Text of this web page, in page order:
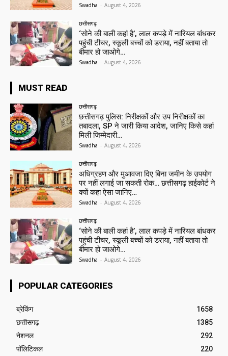
Swadha - August 4, 2026
छत्तीसगढ़
‘सोने की बाली कहां है’, लाल कपड़े में नारियल बांधकर
पहुंची टीचर, स्कूली बच्चों को डराया, नहीं बताया तो
बीमार हो जाओगे…
Swadha - August 4, 2026
MUST READ
छत्तीसगढ़
छत्तीसगढ़ पुलिस: निरीक्षकों और उप निरीक्षकों का
तबादला, SP ने जारी किया आदेश, जानिए किसे कहां
मिली जिम्मेदारी…
Swadha - August 4, 2026
छत्तीसगढ़
अधिग्रहण और मुआवजा दिए बिना जमीन के उपयोग
पर नहीं लगाई जा सकती रोक… छत्तीसगढ़ हाईकोर्ट ने
क्यों कहा ऐसा जानिए…
Swadha - August 4, 2026
छत्तीसगढ़
‘सोने की बाली कहां है’, लाल कपड़े में नारियल बांधकर
पहुंची टीचर, स्कूली बच्चों को डराया, नहीं बताया तो
बीमार हो जाओगे…
Swadha - August 4, 2026
POPULAR CATEGORIES
ब्रेकिंग
1658
छत्तीसगढ़
1385
नेशनल
292
पॉलिटिकल
220